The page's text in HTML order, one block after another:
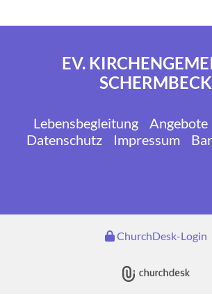
EV.
SCHERMBECK
Lebensbegleitung Angebote
Datenschutz
Impressum
ChurchDesk-Login